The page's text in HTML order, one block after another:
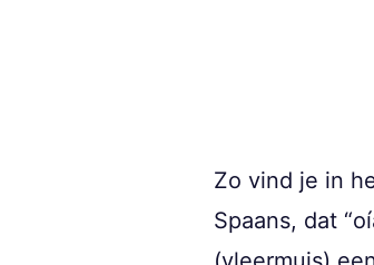
Zo vind je in
Spaans, dat